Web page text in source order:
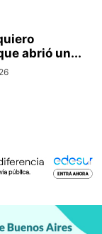
abrió un...